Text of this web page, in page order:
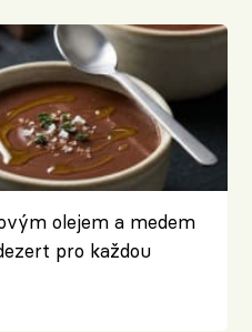
olejem a medem
pro každou